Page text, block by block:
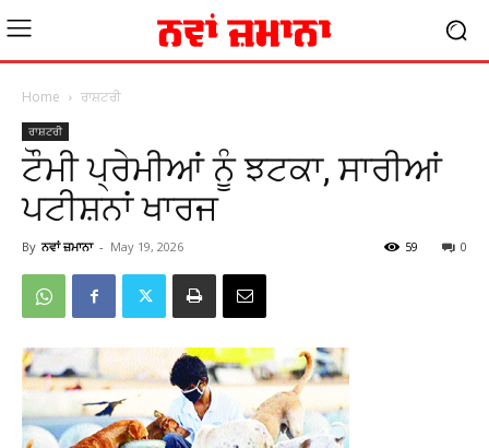
Home ਰਾਸ਼ਟਰੀ
ਰਾਸ਼ਟਰੀ
ਟੌਮੀ ਪ੍ਰੇਮੀਆਂ ਨੂੰ ਝਟਕਾ, ਸਾਰੀਆਂ
ਪਟੀਸ਼ਨਾਂ ਖਾਰਜ
By ਨਵਾਂ ਜ਼ਮਾਨਾ - May 19, 2026 0
59